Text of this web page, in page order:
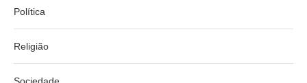
Política
Religião
Sociedade